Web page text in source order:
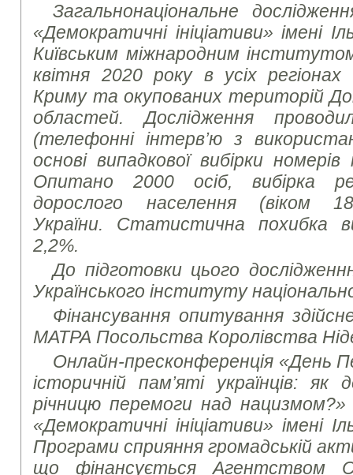
Загальнонаціональне
«Демократичні ініціативи» імені
Київським міжнародним
квітня 2020 року в усіх
Криму та окупованих територій
областей. Дослідження
(телефонні інтерв’ю з
основі випадкової вибірки
Опитано 2000 осіб, вибірка
дорослого населення (віком
України. Статистична похибка
2,2%.
До підготовки цього
Українського інституту
Фінансування опитування
МАТРА Посольства Королівства
Онлайн-пресконференція «День
історичній пам’яті українців: як
річницю перемоги над
«Демократичні ініціативи» імені
Програми сприяння громадській
що фінансується Агентством